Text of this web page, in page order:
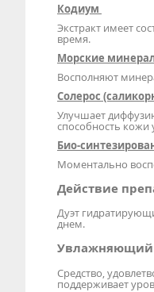
Кодиум
Экстракт имеет
время.
Морские
Восполняют
Солерос
Улучшает
способность кожи
Био-
Моментально
Действие
Дуэт
днем.
Увлажняющий
Средство,
поддерживает